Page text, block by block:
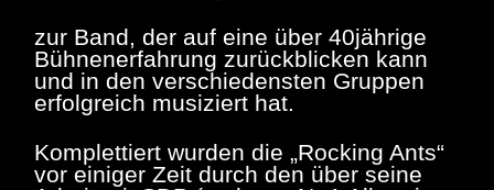
zur Band, der auf eine über 40jährige
Bühnenerfahrung zurückblicken kann
und in den verschiedensten Gruppen
erfolgreich musiziert hat.
Komplettiert wurden die „Rocking Ants“
vor einiger Zeit durch den über seine